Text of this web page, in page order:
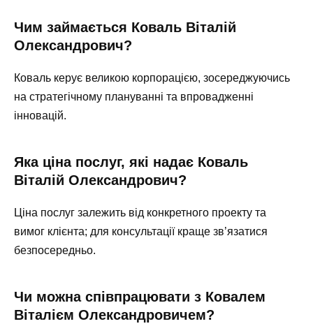
Чим займається Коваль Віталій
Олександрович?
Коваль керує великою корпорацією, зосереджуючись
на стратегічному плануванні та впровадженні
інновацій.
Яка ціна послуг, які надає Коваль
Віталій Олександрович?
Ціна послуг залежить від конкретного проекту та
вимог клієнта; для консультації краще зв’язатися
безпосередньо.
Чи можна співпрацювати з Ковалем
Віталієм Олександровичем?